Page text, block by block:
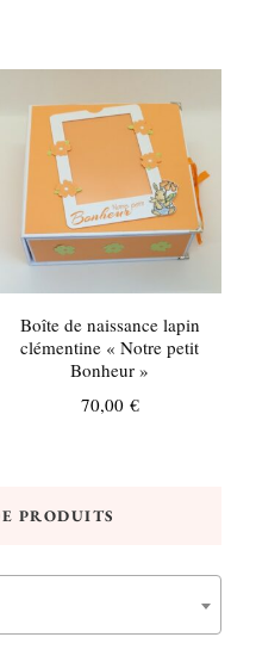
Boîte de naissance lapin
clémentine « Notre petit
Bonheur »
70,00 €
PRODUITS